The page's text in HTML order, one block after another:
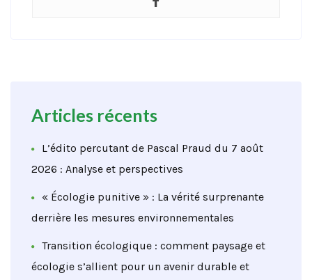
Articles récents
L’édito percutant de Pascal Praud du 7 août
2026 : Analyse et perspectives
« Écologie punitive » : La vérité surprenante
derrière les mesures environnementales
Transition écologique : comment paysage et
écologie s’allient pour un avenir durable et